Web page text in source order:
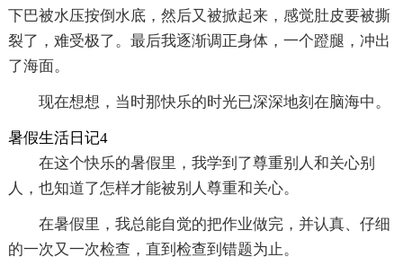
下巴被水压按倒水底，然后又被掀起来，感觉肚皮要被撕
裂了，难受极了。最后我逐渐调正身体，一个蹬腿，冲出
了海面。
现在想想，当时那快乐的时光已深深地刻在脑海中。
暑假生活日记4
在这个快乐的暑假里，我学到了尊重别人和关心别
人，也知道了怎样才能被别人尊重和关心。
在暑假里，我总能自觉的把作业做完，并认真、仔细
的一次又一次检查，直到检查到错题为止。